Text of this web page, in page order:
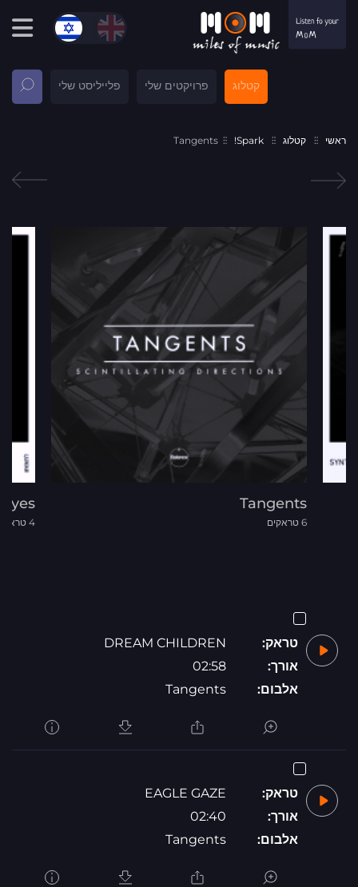
קטלוג פרויקטים שלי פלייליסט שלי
ראשי קטלוג Spark!
Tangents
Tangents
6 טראקים 4 טראקים
טראק:
DREAM CHILDREN
אורך:
02:58
אלבום:
Tangents
טראק:
EAGLE GAZE
אורך:
02:40
אלבום:
Tangents